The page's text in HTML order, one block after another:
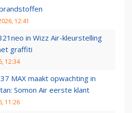
12:41
in Wizz Air-kleurstelling
graffiti
12:34
MAX maakt opwachting in
Somon Air eerste klant
11:26